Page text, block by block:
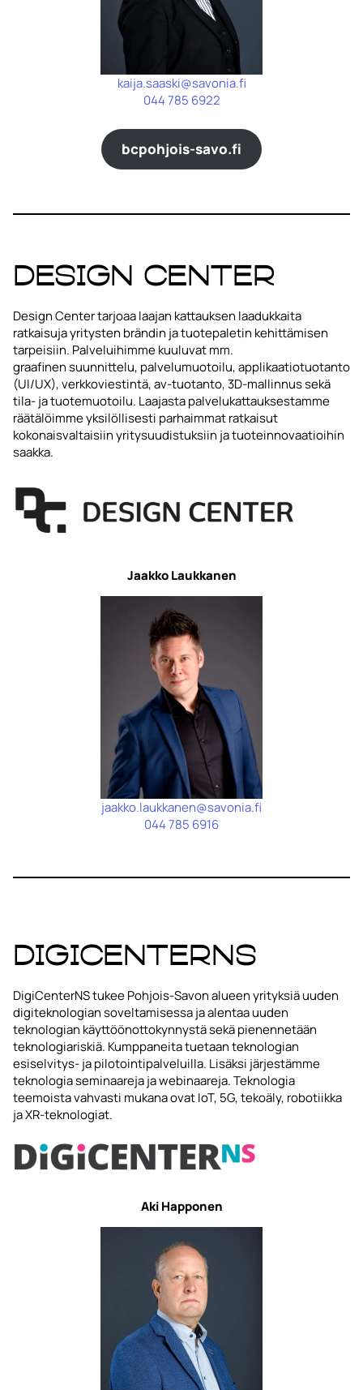
kaija.saaski@savonia.fi
044 785 6922
bcpohjois-savo.fi
Design Center
Design Center tarjoaa laajan kattauksen laadukkaita
ratkaisuja yritysten brändin ja tuotepaletin kehittämisen
tarpeisiin. Palveluihimme kuuluvat mm.
graafinen suunnittelu, palvelumuotoilu, applikaatiotuotanto
(UI/UX), verkkoviestintä, av-tuotanto, 3D-mallinnus sekä
tila- ja tuotemuotoilu. Laajasta palvelukattauksestamme
räätälöimme yksilöllisesti parhaimmat ratkaisut
kokonaisvaltaisiin yritysuudistuksiin ja tuoteinnovaatioihin
saakka.
Jaakko Laukkanen
jaakko.laukkanen@savonia.fi
044 785 6916
DigiCenterNS
DigiCenterNS tukee Pohjois-Savon alueen yrityksiä uuden
digiteknologian soveltamisessa ja alentaa uuden
teknologian käyttöönottokynnystä sekä pienennetään
teknologiariskiä. Kumppaneita tuetaan teknologian
esiselvitys- ja pilotointipalveluilla. Lisäksi järjestämme
teknologia seminaareja ja webinaareja. Teknologia
teemoista vahvasti mukana ovat IoT, 5G, tekoäly, robotiikka
ja XR-teknologiat.
Aki Happonen